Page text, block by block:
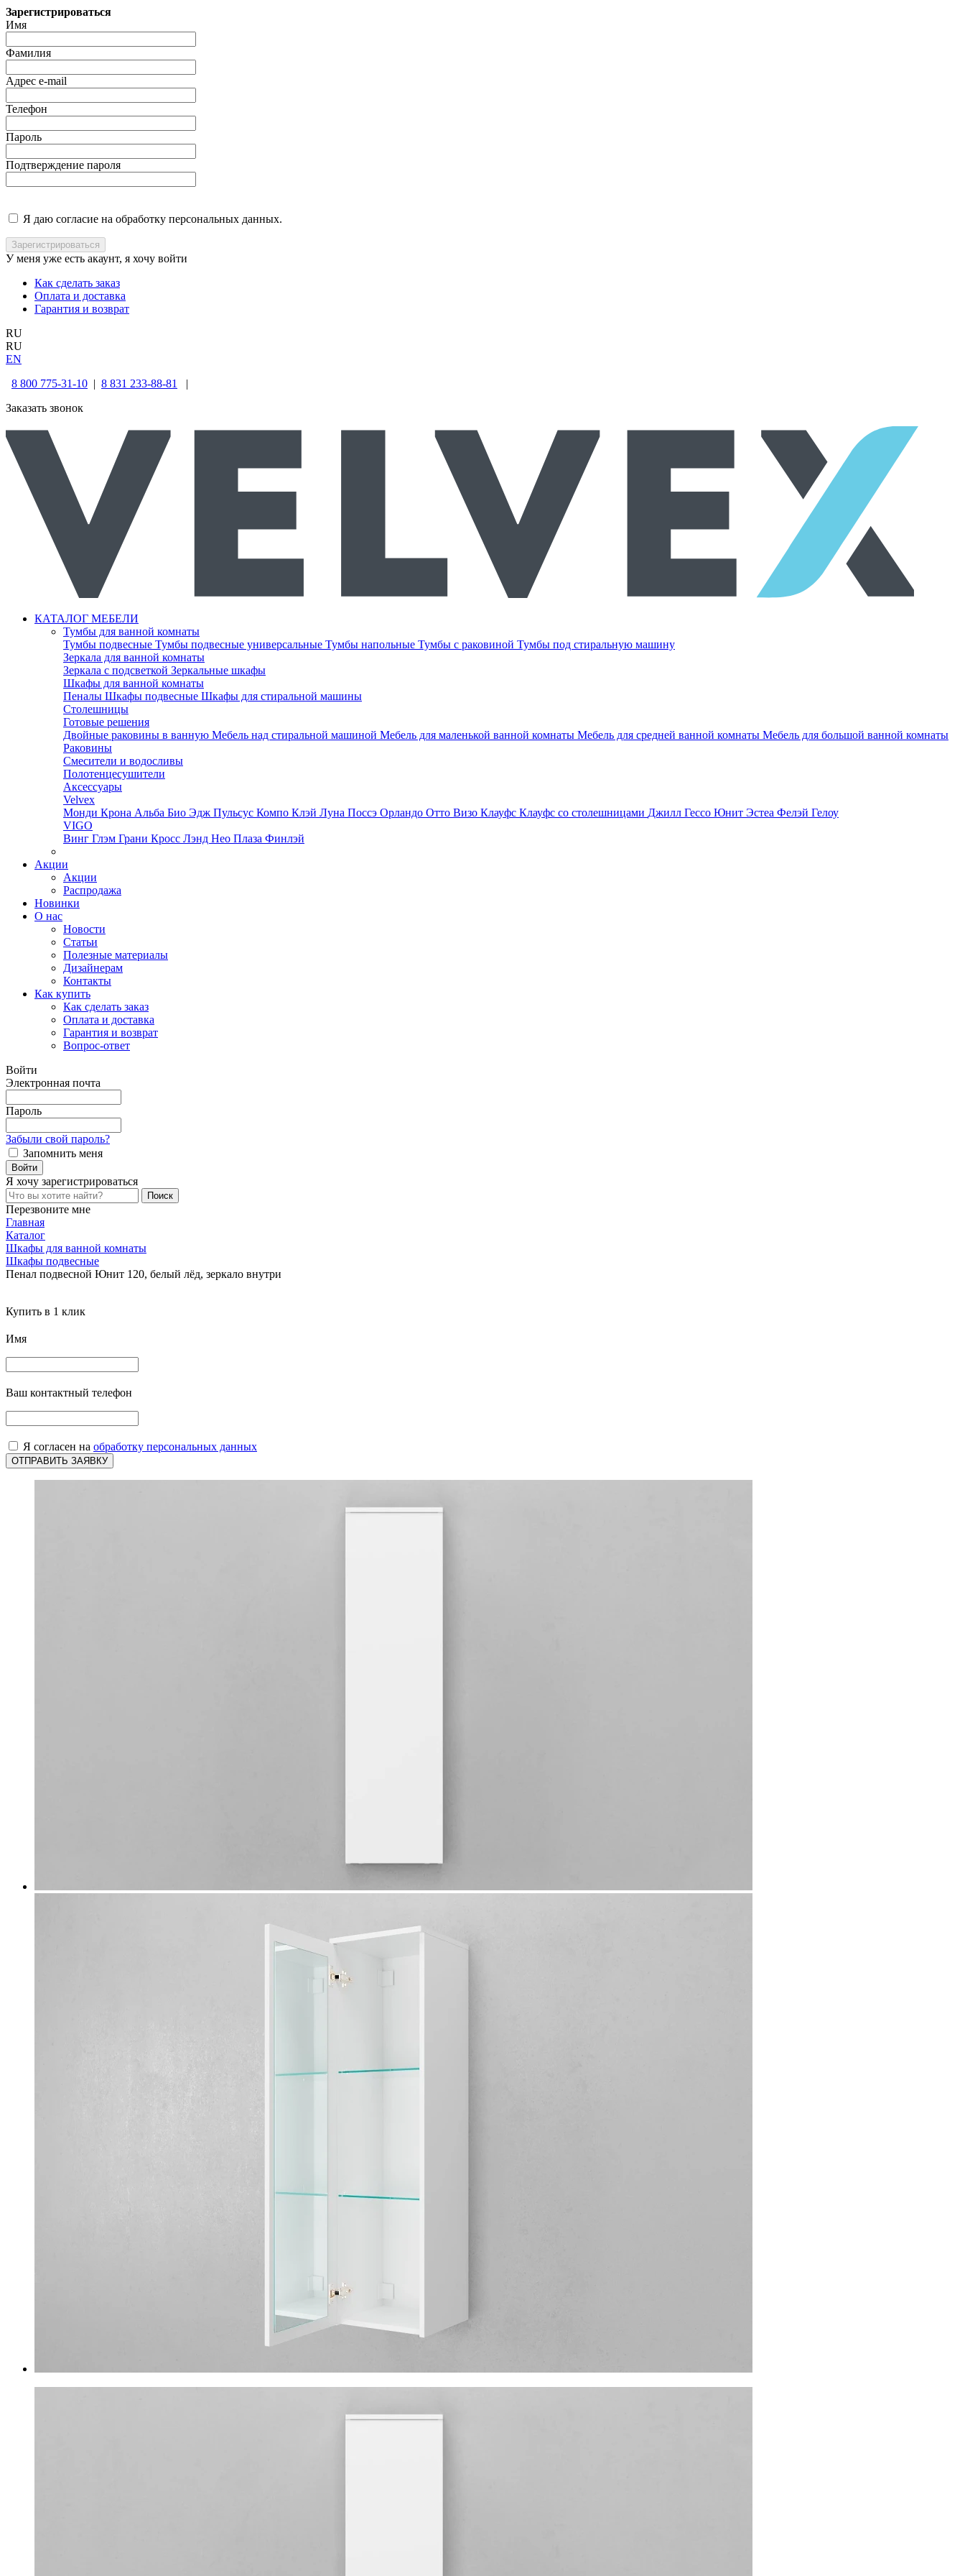
Зарегистрироваться
Имя
Фамилия
Адрес e-mail
Телефон
Пароль
Подтверждение пароля
Я даю согласие на обработку персональных данных.
У меня уже есть акаунт, я хочу войти
Как сделать заказ
Оплата и доставка
Гарантия и возврат
RU
RU
EN
8 800 775-31-10 | 8 831 233-88-81
|
Заказать звонок
КАТАЛОГ МЕБЕЛИ
Тумбы для ванной комнаты
Тумбы подвесные Тумбы подвесные универсальные Тумбы напольные Тумбы с раковиной Тумбы под стиральную машину
Зеркала для ванной комнаты
Зеркала с подсветкой Зеркальные шкафы
Шкафы для ванной комнаты
Пеналы Шкафы подвесные Шкафы для стиральной машины
Столешницы
Готовые решения
Двойные раковины в ванную Мебель над стиральной машиной Мебель для маленькой ванной комнаты Мебель для средней ванной комнаты Мебель для большой ванной комнаты
Раковины
Смесители и водосливы
Полотенцесушители
Аксессуары
Velvex
Монди Крона Альба Био Эдж Пульсус Компо Клэй Луна Поссэ Орландо Отто Визо Клауфс Клауфс со столешницами Джилл Гессо Юнит Эстеа Фелэй Гелоу
VIGO
Винг Глэм Грани Кросс Лэнд Нео Плаза Финлэй
Акции
Акции
Распродажа
Новинки
О нас
Новости
Статьи
Полезные материалы
Дизайнерам
Контакты
Как купить
Как сделать заказ
Оплата и доставка
Гарантия и возврат
Вопрос-ответ
Войти
Электронная почта
Пароль
Забыли свой пароль?
Запомнить меня
Я хочу зарегистрироваться
Перезвоните мне
Главная
Каталог
Шкафы для ванной комнаты
Шкафы подвесные
Пенал подвесной Юнит 120, белый лёд, зеркало внутри
Купить в 1 клик
Имя
Ваш контактный телефон
Я согласен на обработку персональных данных